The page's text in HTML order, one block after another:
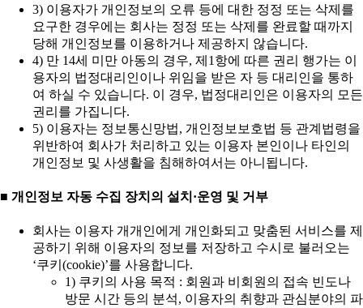
3) 이용자가 개인정보의 오류 등에 대한 정정 또는 삭제를
요구한 경우에는 회사는 정정 또는 삭제를 완료할 때까지
당해 개인정보를 이용하거나 제공하지 않습니다.
4) 만 14세 미만 아동의 경우, 제1항에 따른 권리 행가는 이
용자의 법정대리인이나 위임을 받은 자 등 대리인을 통하
여 하실 수 있습니다. 이 경우, 법정대리인은 이용자의 모든
권리를 가집니다.
5) 이용자는 정보통신망법, 개인정보보호법 등 관계법령을
위반하여 회사가 처리하고 있는 이용자 본인이나 타인의
개인정보 및 사생활을 침해하여서는 아니됩니다.
■ 개인정보 자동 수집 장치의 설치·운영 및 거부
회사는 이용자 개개인에게 개인화되고 맞춤된 서비스를 제
공하기 위해 이용자의 정보를 저장하고 수시로 불러오는
‘쿠키(cookie)’를 사용합니다.
1) 쿠키의 사용 목적 : 회원과 비회원의 접속 빈도나
방문 시간 등의 분석, 이용자의 취향과 관심분야의 파